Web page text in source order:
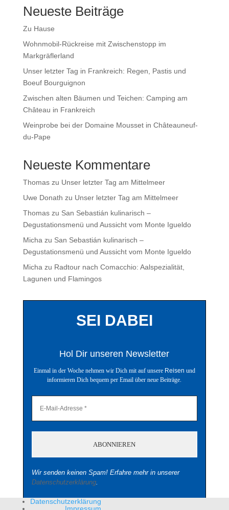
Neueste Beiträge
Zu Hause
Wohnmobil-Rückreise mit Zwischenstopp im
Markgräflerland
Unser letzter Tag in Frankreich: Regen, Pastis und
Boeuf Bourguignon
Zwischen alten Bäumen und Teichen: Camping am
Château in Frankreich
Weinprobe bei der Domaine Mousset in Châteauneuf-
du-Pape
Neueste Kommentare
Thomaszu Unser letzter Tag am Mittelmeer
Uwe Donath zu Unser letzter Tag am Mittelmeer
Thomaszu San Sebastián kulinarisch –
Degustationsmenü und Aussicht vom Monte Igueldo
Micha zu San Sebastián kulinarisch –
Degustationsmenü und Aussicht vom Monte Igueldo
Micha zu Radtour nach Comacchio: Aalspezialität,
Lagunen und Flamingos
SEI DABEI
Hol Dir unseren Newsletter
Einmal in der Woche nehmen wir Dich mit auf unsere Reisen und
informieren Dich bequem per Email über neue Beiträge.
Wir senden keinen Spam! Erfahre mehr in unserer
Datenschutzerklärung.
Datenschutzerklärung